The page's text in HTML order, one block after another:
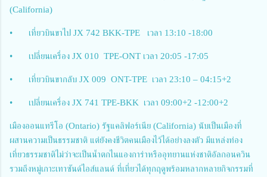
(California)
• เที่ยวบินขาไป JX 742 BKK-TPE เวลา 13:10 -18:00
• เปลี่ยนเครื่อง JX 010 TPE-ONT เวลา 20:05 -17:05
• เที่ยวบินขากลับ JX 009 ONT-TPE เวลา 23:10 – 04:15+2
• เปลี่ยนเครื่อง JX 741 TPE-BKK เวลา 09:00+2 -12:00+2
เมืองออนแทรีโอ (Ontario) รัฐแคลิฟอร์เนีย (California) นับเป็นเมืองที่
ผสานความเป็นธรรมชาติ แต่ยังคงชีวิตคนเมืองไว้ได้อย่างลงตัว มีแหล่งท่อง
เที่ยวธรรมชาติไม่ว่าจะเป็นน้ำตกไนแองการ่าหรืออุทยานแห่งชาติอัลกอนควิน
รวมถึงหมู่เกาะเทาซันด์ไอส์แลนด์ ที่เที่ยวได้ทุกฤดูพร้อมหลากหลายกิจกรรมที่